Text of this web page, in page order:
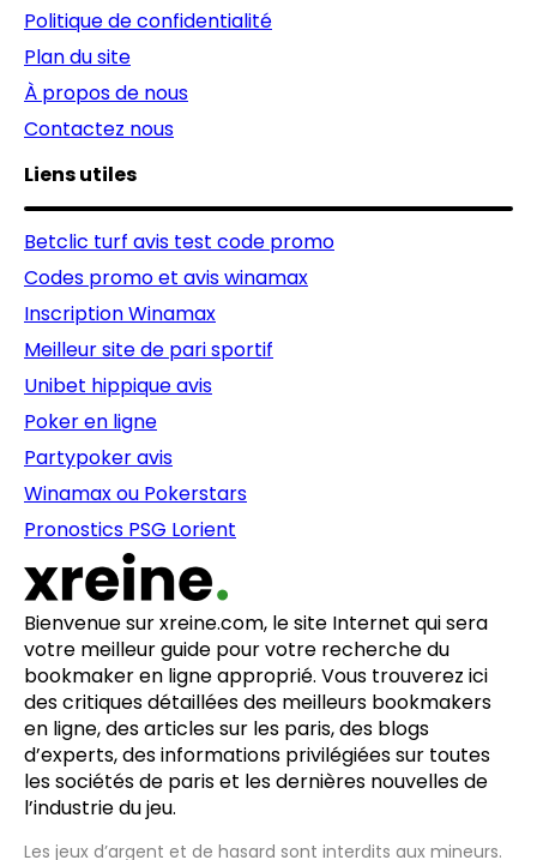
Politique de confidentialité
Plan du site
À propos de nous
Contactez nous
Liens utiles
Betclic turf avis test code promo
Codes promo et avis winamax
Inscription Winamax
Meilleur site de pari sportif
Unibet hippique avis
Poker en ligne
Partypoker avis
Winamax ou Pokerstars
Pronostics PSG Lorient
Bienvenue sur xreine.com, le site Internet qui sera
votre meilleur guide pour votre recherche du
bookmaker en ligne approprié. Vous trouverez ici
des critiques détaillées des meilleurs bookmakers
en ligne, des articles sur les paris, des blogs
d’experts, des informations privilégiées sur toutes
les sociétés de paris et les dernières nouvelles de
l’industrie du jeu.
Les jeux d’argent et de hasard sont interdits aux mineurs.